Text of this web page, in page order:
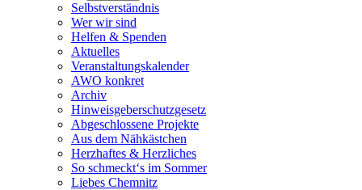
Selbstverständnis
Wer wir sind
Helfen & Spenden
Aktuelles
Veranstaltungskalender
AWO konkret
Archiv
Hinweisgeberschutzgesetz
Abgeschlossene Projekte
Aus dem Nähkästchen
Herzhaftes & Herzliches
So schmeckt‘s im Sommer
Liebes Chemnitz